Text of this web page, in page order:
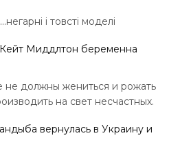
і товсті моделі
Миддлтон беременна
не должны жениться и рожать
на свет несчастных.
вернулась в Украину и